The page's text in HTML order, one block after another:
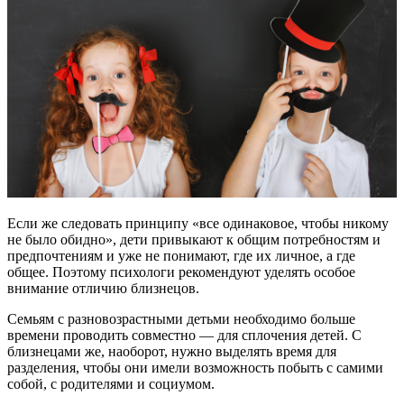
Если же следовать принципу «все одинаковое, чтобы никому
не было обидно», дети привыкают к общим потребностям и
предпочтениям и уже не понимают, где их личное, а где
общее. Поэтому психологи рекомендуют уделять особое
внимание отличию близнецов.
Семьям с разновозрастными детьми необходимо больше
времени проводить совместно — для сплочения детей. С
близнецами же, наоборот, нужно выделять время для
разделения, чтобы они имели возможность побыть с самими
собой, с родителями и социумом.